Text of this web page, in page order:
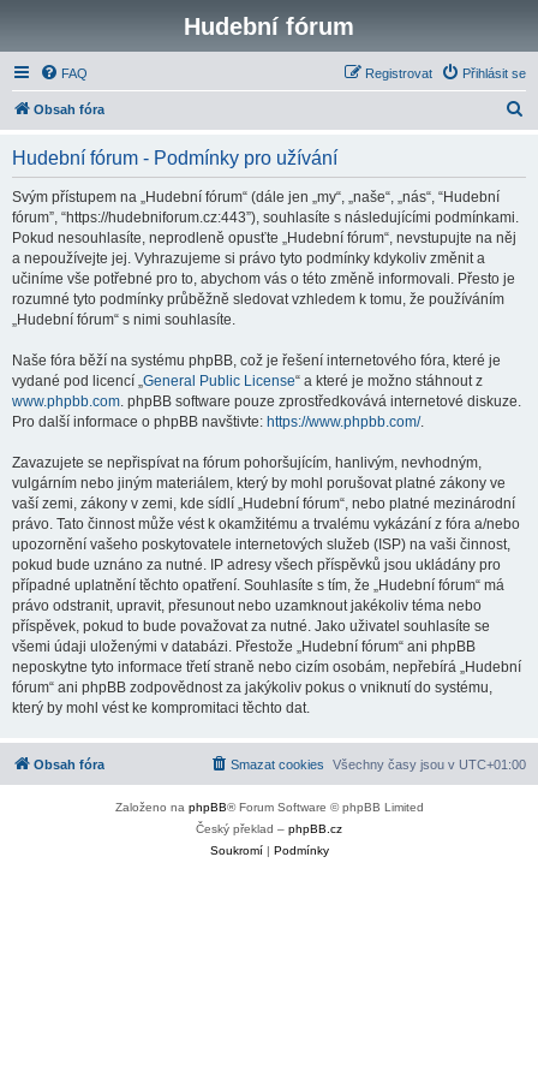
Hudební fórum
FAQ Přihlásit se
Registrovat
Obsah fóra
Hudební fórum - Podmínky pro užívání
Svým přístupem na „Hudební fórum“ (dále jen „my“, „naše“, „nás“, “Hudební
fórum”, “https://hudebniforum.cz:443”), souhlasíte s následujícími podmínkami.
Pokud nesouhlasíte, neprodleně opusťte „Hudební fórum“, nevstupujte na něj
a nepoužívejte jej. Vyhrazujeme si právo tyto podmínky kdykoliv změnit a
učiníme vše potřebné pro to, abychom vás o této změně informovali. Přesto je
rozumné tyto podmínky průběžně sledovat vzhledem k tomu, že používáním
„Hudební fórum“ s nimi souhlasíte.
Naše fóra běží na systému phpBB, což je řešení internetového fóra, které je
vydané pod licencí „General Public License“ a které je možno stáhnout z
www.phpbb.com. phpBB software pouze zprostředkovává internetové diskuze.
Pro další informace o phpBB navštivte: https://www.phpbb.com/.
Zavazujete se nepřispívat na fórum pohoršujícím, hanlivým, nevhodným,
vulgárním nebo jiným materiálem, který by mohl porušovat platné zákony ve
vaší zemi, zákony v zemi, kde sídlí „Hudební fórum“, nebo platné mezinárodní
právo. Tato činnost může vést k okamžitému a trvalému vykázání z fóra a/nebo
upozornění vašeho poskytovatele internetových služeb (ISP) na vaši činnost,
pokud bude uznáno za nutné. IP adresy všech příspěvků jsou ukládány pro
případné uplatnění těchto opatření. Souhlasíte s tím, že „Hudební fórum“ má
právo odstranit, upravit, přesunout nebo uzamknout jakékoliv téma nebo
příspěvek, pokud to bude považovat za nutné. Jako uživatel souhlasíte se
všemi údaji uloženými v databázi. Přestože „Hudební fórum“ ani phpBB
neposkytne tyto informace třetí straně nebo cizím osobám, nepřebírá „Hudební
fórum“ ani phpBB zodpovědnost za jakýkoliv pokus o vniknutí do systému,
který by mohl vést ke kompromitaci těchto dat.
Obsah fóra Všechny časy jsou v UTC+01:00
Smazat cookies
Založeno na phpBB® Forum Software © phpBB Limited
Český překlad – phpBB.cz
Soukromí| Podmínky